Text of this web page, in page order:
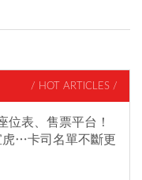
/ HOT ARTICLES /
位表、售票平台！
虎…卡司名單不斷更